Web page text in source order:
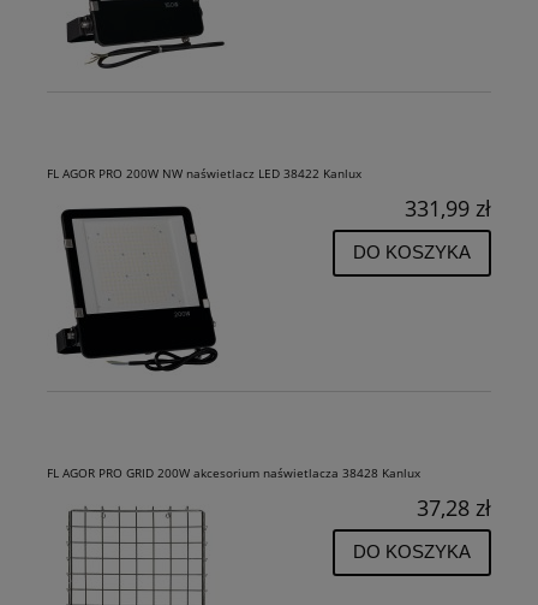
FL AGOR PRO 200W NW naświetlacz LED 38422 Kanlux
331,99 zł
DO KOSZYKA
FL AGOR PRO GRID 200W akcesorium naświetlacza 38428 Kanlux
37,28 zł
DO KOSZYKA